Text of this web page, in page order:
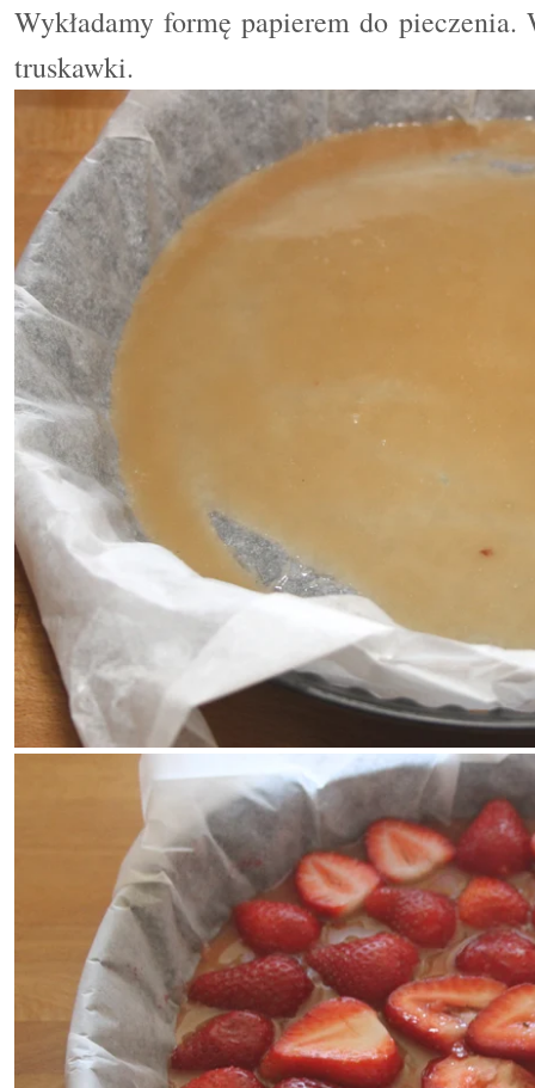
Wykładamy formępapierem do pieczenia.
truskawki.